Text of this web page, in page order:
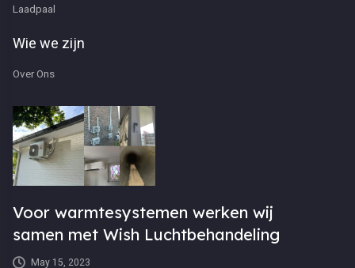
Laadpaal
Wie we zijn
Over Ons
Voor warmtesystemen werken wij
samen met Wish Luchtbehandeling
May 15, 2023